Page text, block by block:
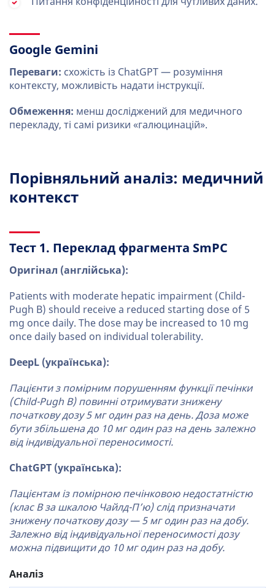
Google Gemini
Переваги: схожість із ChatGPT — розуміння
контексту, можливість надати інструкції.
Обмеження: менш досліджений для медичного
перекладу, ті самі ризики «галюцинацій».
Порівняльний аналіз: медичний
контекст
Тест 1. Переклад фрагмента SmPC
Оригінал (англійська):
Patients with moderate hepatic impairment (Child-
Pugh B) should receive a reduced starting dose of 5
mg once daily. The dose may be increased to 10 mg
once daily based on individual tolerability.
DeepL (українська):
Пацієнти з помірним порушенням функції печінки
(Child-Pugh B) повинні отримувати знижену
початкову дозу 5 мг один раз на день. Доза може
бути збільшена до 10 мг один раз на день залежно
від індивідуальної переносимості.
ChatGPT (українська):
Пацієнтам із помірною печінковою недостатністю
(клас B за шкалою Чайлд-П’ю) слід призначати
знижену початкову дозу — 5 мг один раз на добу.
Залежно від індивідуальної переносимості дозу
можна підвищити до 10 мг один раз на добу.
Аналіз